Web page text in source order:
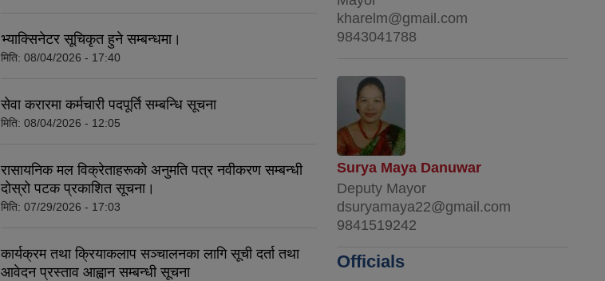
भ्याक्सिनेटर सूचिकृत हुने सम्बन्धमा।
मिति: 08/04/2026 - 17:40
सेवा करारमा कर्मचारी पदपूर्ति सम्बन्धि सूचना
मिति: 08/04/2026 - 12:05
रासायनिक मल विक्रेताहरूको अनुमति पत्र नवीकरण सम्बन्धी
दोस्रो पटक प्रकाशित सूचना।
मिति: 07/29/2026 - 17:03
कार्यक्रम तथा क्रियाकलाप सञ्चालनका लागि सूची दर्ता तथा
आवेदन प्रस्ताव आह्वान सम्बन्धी सूचना
kharelm@gmail.com
9843041788
Surya Maya Danuwar
Deputy Mayor
dsuryamaya22@gmail.com
9841519242
Officials